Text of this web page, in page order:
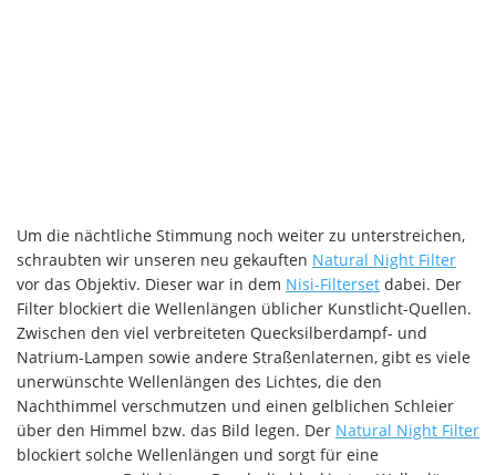
Um die nächtliche Stimmung noch weiter zu unterstreichen,
schraubten wir unseren neu gekauften Natural Night Filter
vor das Objektiv. Dieser war in dem Nisi-Filterset dabei. Der
Filter blockiert die Wellenlängen üblicher Kunstlicht-Quellen.
Zwischen den viel verbreiteten Quecksilberdampf- und
Natrium-Lampen sowie andere Straßenlaternen, gibt es viele
unerwünschte Wellenlängen des Lichtes, die den
Nachthimmel verschmutzen und einen gelblichen Schleier
über den Himmel bzw. das Bild legen. Der Natural Night Filter
blockiert solche Wellenlängen und sorgt für eine